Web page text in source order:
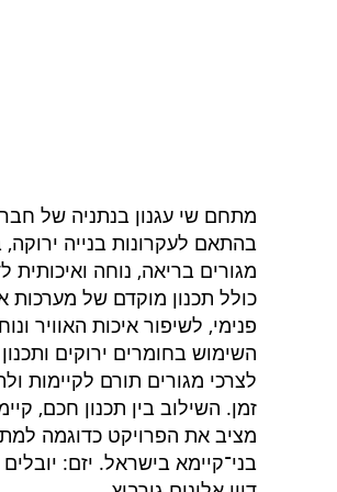
מתחם שי עגנון בנתניה של
בהתאם לעקרונות בנייה
מגורים בריאה, נוחה ואיכותית
כולל תכנון מוקדם של מערכות
פנימי, לשיפור איכות האוויר
השימוש בחומרים ירוקים
לצרכי מגורים תורם לקיימות
זמן. השילוב בין תכנון חכם,
מציב את הפרויקט כדוגמה
בני־קיימא בישראל. יזם: